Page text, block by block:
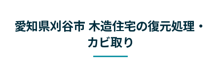
愛知県刈谷市 木造住宅の復元処理・
カビ取り